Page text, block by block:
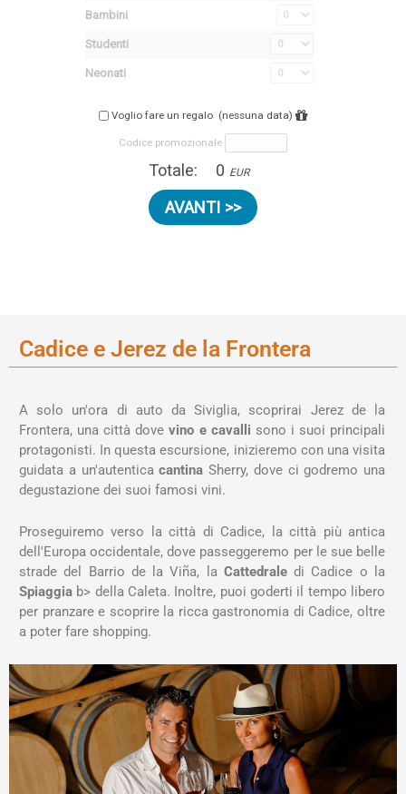
Cadice e Jerez de la Frontera
A solo un'ora di auto da Siviglia, scoprirai Jerez de la
Frontera, una città dovevino e cavalli sono i suoi principali
protagonisti. In questa escursione, inizieremo con una visita
guidata a un'autenticacantina Sherry, dove ci godremo una
degustazione dei suoi famosi vini.
Proseguiremo verso la città di Cadice, la città più antica
dell'Europa occidentale, dove passeggeremo per le sue belle
strade del Barrio de la Viña, la Cattedraledi Cadice o la
Spiaggia b> della Caleta. Inoltre, puoi goderti il ​​tempo libero
per pranzare e scoprire la ricca gastronomia di Cadice, oltre
a poter fare shopping.